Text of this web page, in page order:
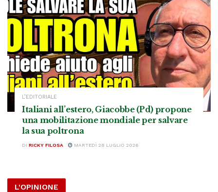
L’EDITORIALE
Italiani all’estero, Giacobbe (Pd) propone
una mobilitazione mondiale per salvare
la sua poltrona
DI RICKY FILOSA MARTEDÌ 28 LUGLIO 2026
L'OPINIONE